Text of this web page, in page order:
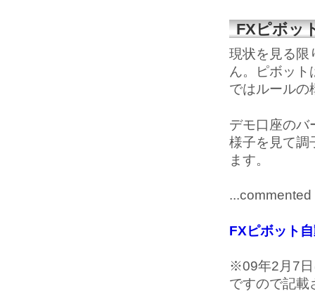
FXピボッ
現状を見る限
ん。ピボット
ではルールの
デモ口座のバ
様子を見て調
ます。
FXピボット
※09年2月7日
ですので記載